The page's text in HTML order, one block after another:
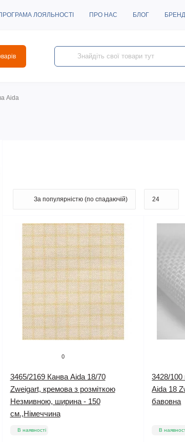
ЛОЯЛЬНОСТІ ПРО НАС БЛОГ
Aida
0
3465/2169 Канва Aida 18/70
Zweigart, кремова з розміткою
Незмивною, ширина - 150
см.,Німеччина
В наявності
3428/100
Aida 18
бавовна
В